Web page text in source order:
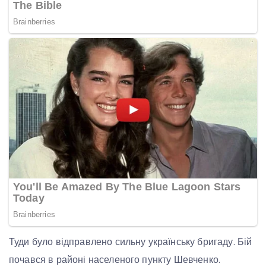
Туди було відправлено сильну українську бригаду. Бій
почався в районі населеного пункту Шевченко.